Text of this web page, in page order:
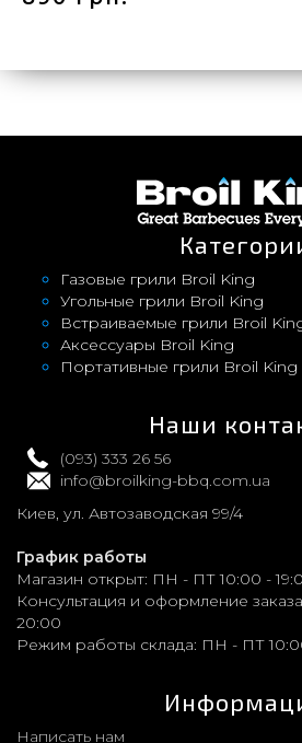
Газовые грили Broil King
Угольные грили Broil King
Встраиваемые грили Broil
Аксессуары Broil King
Портативные грили Broil King
Наши
(093) 333 26 56
info@broilking-bbq.com.ua
Киев, ул. Автозаводская 99/4
График работы
Магазин открыт: ПН - ПТ 10:00 -
Консультация и оформление
20:00
Режим работы склада: ПН - ПТ
Написать нам